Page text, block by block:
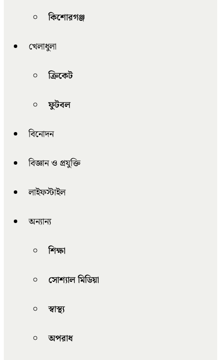
কিশোরগঞ্জ
খেলাধুলা
ক্রিকেট
ফুটবল
বিনোদন
বিজ্ঞান ও প্রযুক্তি
লাইফস্টাইল
অন্যান্য
শিক্ষা
সোশ্যাল মিডিয়া
স্বাস্থ্য
অপরাধ